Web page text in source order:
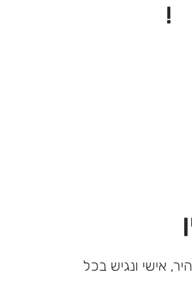
!‎
אישי ונגיש בכל